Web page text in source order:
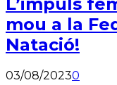
mou a la
Natació!
03/08/20230